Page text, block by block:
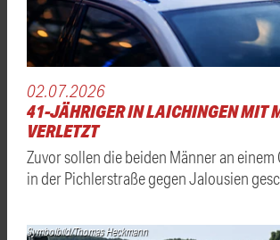
02.07.2026
41-JÄHRIGER IN LAICHINGEN MIT
VERLETZT
Zuvor sollen die beiden Männer an einem
in der Pichlerstraße gegen Jalousien
Symbolbild/Thomas Heckmann